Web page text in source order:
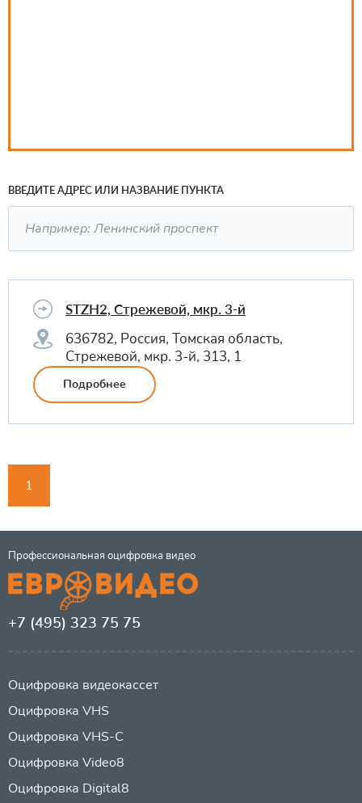
ВВЕДИТЕ АДРЕС ИЛИ НАЗВАНИЕ ПУНКТА
STZH2, Стрежевой, мкр. 3-й
636782, Россия, Томская область,
Стрежевой, мкр. 3-й, 313, 1
Подробнее
1
Профессиональная оцифровка видео
+7 (495) 323 75 75
Оцифровка видеокассет
Оцифровка VHS
Оцифровка VHS-C
Оцифровка Video8
Оцифровка Digital8